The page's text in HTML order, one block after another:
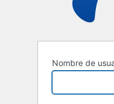
Nombre de